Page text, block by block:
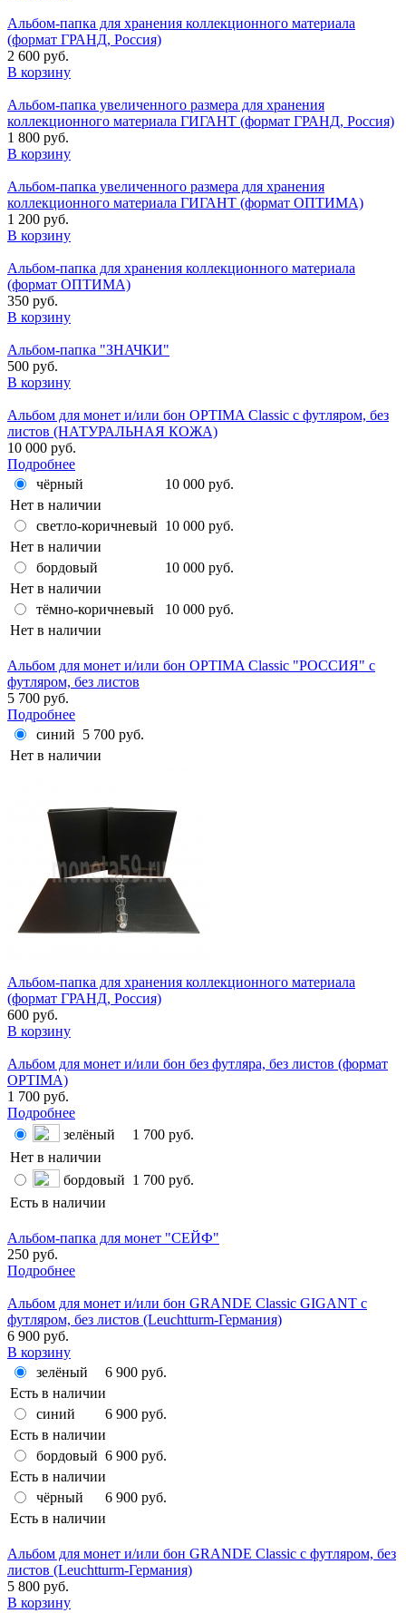
Альбом-папка для хранения коллекционного материала
(формат ГРАНД, Россия)
2 600 руб.
В корзину
Альбом-папка увеличенного размера для хранения
коллекционного материала ГИГАНТ (формат ГРАНД, Россия)
1 800 руб.
В корзину
Альбом-папка увеличенного размера для хранения
коллекционного материала ГИГАНТ (формат ОПТИМА)
1 200 руб.
В корзину
Альбом-папка для хранения коллекционного материала
(формат ОПТИМА)
350 руб.
В корзину
Альбом-папка "ЗНАЧКИ"
500 руб.
В корзину
Альбом для монет и/или бон OPTIMA Classic с футляром, без
листов (НАТУРАЛЬНАЯ КОЖА)
10 000 руб.
Подробнее
чёрный
10 000 руб.
Нет в наличии
светло-коричневый 10 000 руб.
Нет в наличии
бордовый
10 000 руб.
Нет в наличии
тёмно-коричневый
10 000 руб.
Нет в наличии
Альбом для монет и/или бон OPTIMA Classic "РОССИЯ" с
футляром, без листов
5 700 руб.
Подробнее
синий 5 700 руб.
Нет в наличии
Альбом-папка для хранения коллекционного материала
(формат ГРАНД, Россия)
600 руб.
В корзину
Альбом для монет и/или бон без футляра, без листов (формат
OPTIMA)
1 700 руб.
Подробнее
зелёный
1 700 руб.
Нет в наличии
бордовый 1 700 руб.
Есть в наличии
Альбом-папка для монет "СЕЙФ"
250 руб.
Подробнее
Альбом для монет и/или бон GRANDE Classic GIGANT с
футляром, без листов (Leuchtturm-Германия)
6 900 руб.
В корзину
зелёный
6 900 руб.
Есть в наличии
синий
6 900 руб.
Есть в наличии
бордовый 6 900 руб.
Есть в наличии
чёрный
6 900 руб.
Есть в наличии
Альбом для монет и/или бон GRANDE Classic с футляром, без
листов (Leuchtturm-Германия)
5 800 руб.
В корзину